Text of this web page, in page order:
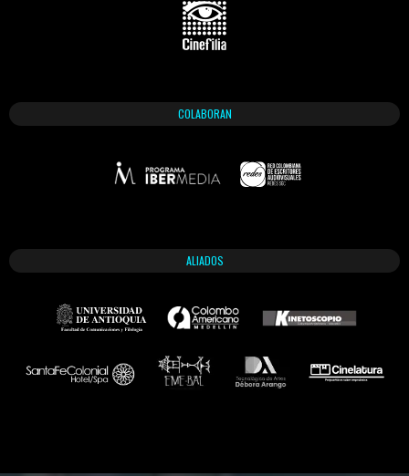
COLABORAN
ALIADOS